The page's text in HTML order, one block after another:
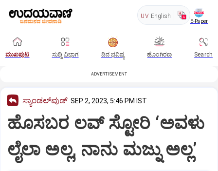
UV English
E-Paper
ಮುಖಪುಟ ಸುದ್ದಿ ವಿಭಾಗ ದಿನ ಭವಿಷ್ಯ ಹೊಂಗಿರಣ Search
ADVERTISEMENT
ಸ್ಯಾಂಡಲ್‌ವುಡ್‌ SEP 2, 2023, 5:46 PM IST
ಹೊಸಬರ ಲವ್ ಸ್ಟೋರಿ ‘ಅವಳು
ಲೈಲಾ ಅಲ್ಲ, ನಾನು ಮಜ್ನು ಅಲ್ಲ’